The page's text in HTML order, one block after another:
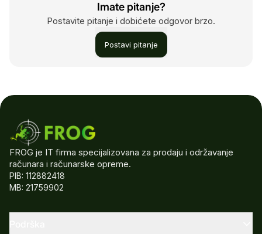
Imate pitanje?
Postavite pitanje i dobićete odgovor brzo.
Postavi pitanje
FROG je IT firma specijalizovana za prodaju i održavanje
računara i računarske opreme.
PIB: 112882418
MB: 21759902